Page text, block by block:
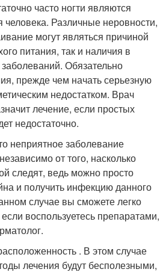
часто ногти являются
человека. Различные неровности,
могут являться причиной
питания, так и наличия в
Обязательно
прежде чем начать серьезную
недостатком. Врач
лечение, если простых
недостаточно.
неприятное заболевание
от того, насколько
следят, ведь можно просто
и получить инфекцию данного
случае вы сможете легко
воспользуетесь препаратами,
. В этом случае
лечения будут бесполезными,